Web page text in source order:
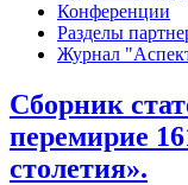
Конференции
Разделы
Журнал
Сборник
перемирие
столетия».